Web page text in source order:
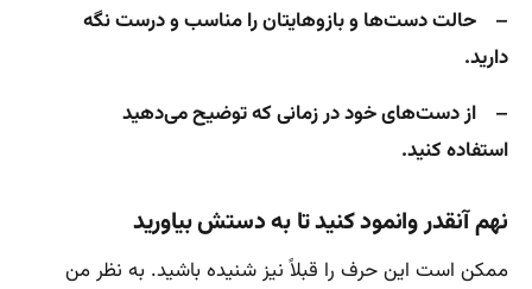
– حالت دست‌ها و بازوهایتان را مناسب و درست نگه
دارید.
– از دست‌های خود در زمانی که توضیح می‌دهید
استفاده کنید.
نهم آنقدر وانمود کنید تا به دستش بیاورید
ممکن است این حرف را قبلاً نیز شنیده باشید. به نظر من